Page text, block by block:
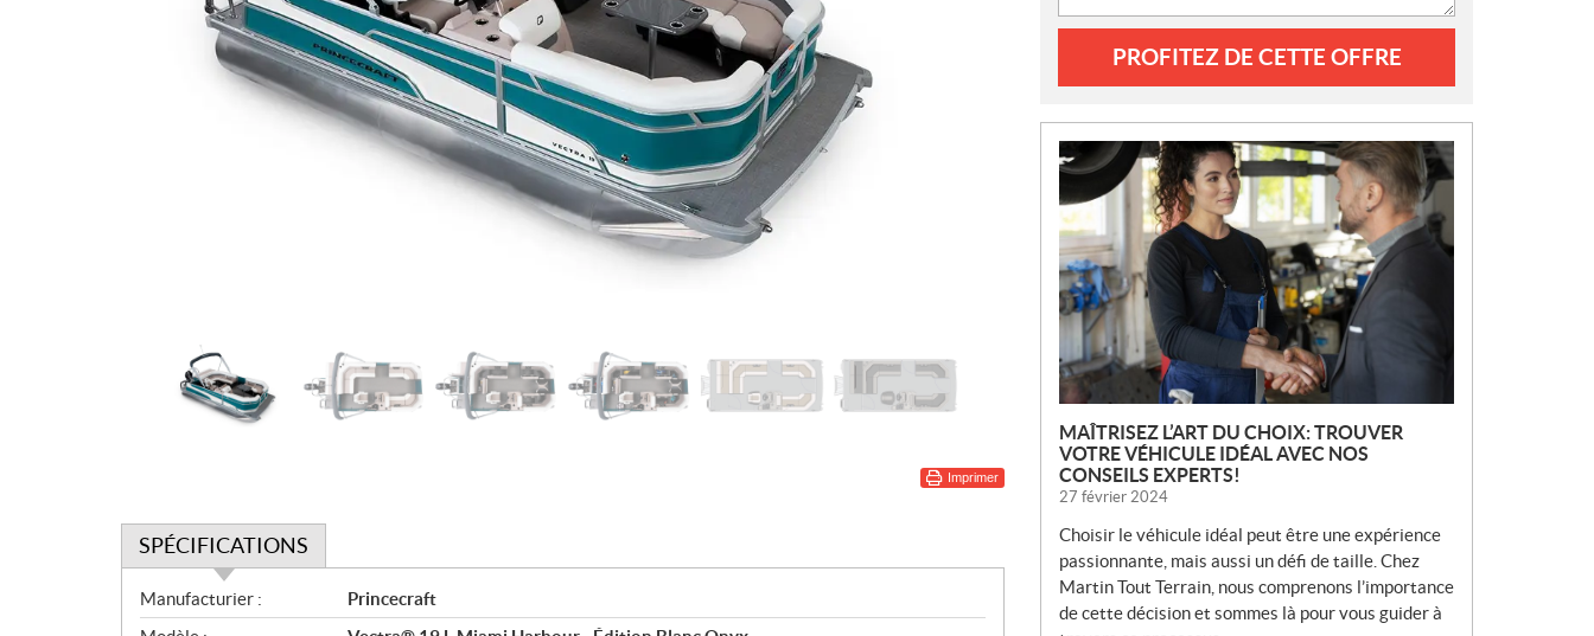
Imprimer
SPÉCIFICATIONS
S
p
Manufacturier :
Princecraft
PROFITEZ DE CETTE OFFRE
N
O
U
V
E
L
L
S
MAÎTRISEZ L’ART DU CHOIX: TROUVER
VOTRE VÉHICULE IDÉAL AVEC NOS
CONSEILS EXPERTS!
27 février 2024
Choisir le véhicule idéal peut être une expérience
passionnante, mais aussi un défi de taille. Chez
Martin Tout Terrain, nous comprenons l’importance
de cette décision et sommes là pour vous guider à